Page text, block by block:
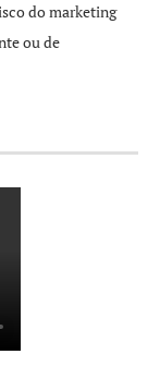
do marketing
ou de